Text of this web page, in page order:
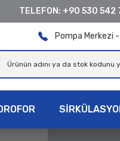
TELEFON: +90 530 542
Pompa Merkezi